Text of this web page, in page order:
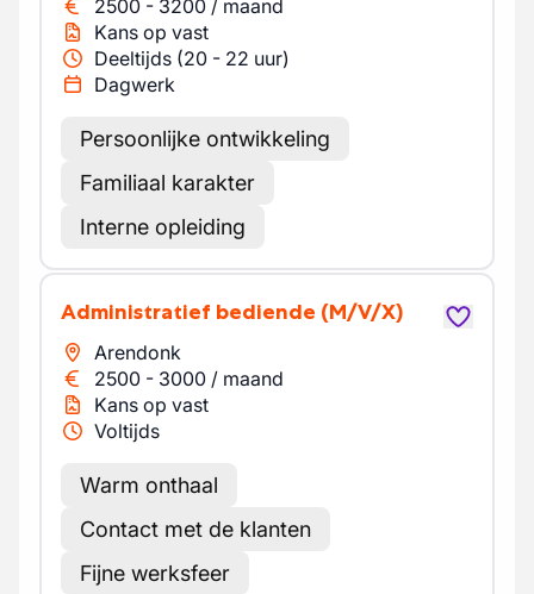
2500 - 3200 / maand
Kans op vast
Deeltijds (20 - 22 uur)
Dagwerk
Persoonlijke ontwikkeling
Familiaal karakter
Interne opleiding
Administratief bediende (M/V/X)
Arendonk
2500 - 3000 / maand
Kans op vast
Voltijds
Warm onthaal
Contact met de klanten
Fijne werksfeer